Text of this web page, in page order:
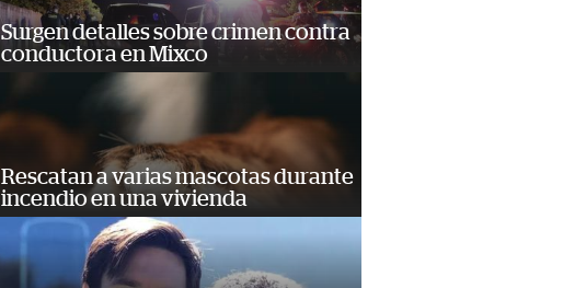
Surgen detalles sobre crimen contra
conductora en Mixco
Rescatan a varias mascotas durante
incendio en una vivienda